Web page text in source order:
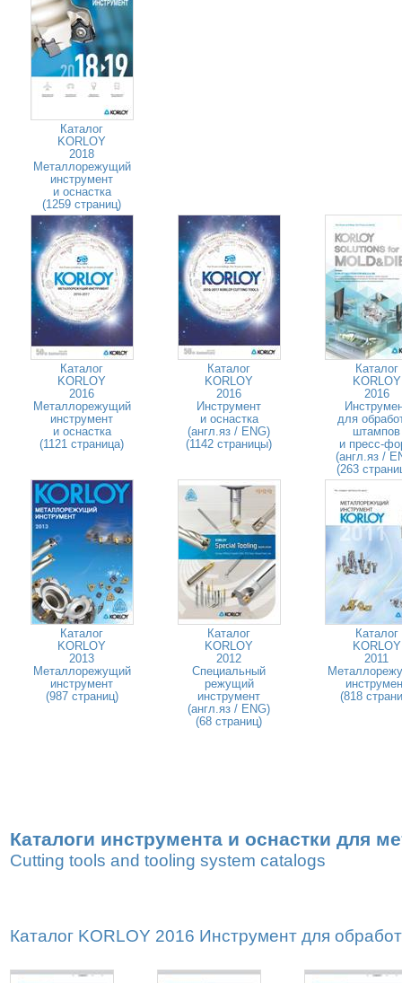
Каталог
KORLOY
2018
Металлорежущий
инструмент
и оснастка
(1259 страниц)
Каталог
KORLOY
2016
Металлорежущий
инструмент
и оснастка
(1121 страница)
Каталог
KORLOY
2016
Инструмент
и оснастка
(англ.яз / ENG)
(1142 страницы)
Каталог
KORLOY
2016
для
штампов
и пресс-
(англ.яз /
(263
Каталог
KORLOY
2013
Металлорежущий
инструмент
(987 страниц)
Каталог
KORLOY
2012
Специальный
режущий
инструмент
(англ.яз / ENG)
(68 страниц)
Каталог
KORLOY
2011
(818
Каталоги инструмента и оснастки для
Cutting tools and tooling system catalogs
Каталог KORLOY 2016 Инструмент для